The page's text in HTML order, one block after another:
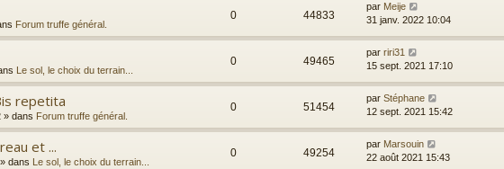
Forum truffe général.
0 44833
par Meije
31 janv. 2022 10:04
Le sol, le choix du terrain...
0 49465
par riri31
15 sept. 2021 17:10
repetita
» dans Forum truffe général.
0 51454
par Stéphane
12 sept. 2021 15:42
et ...
» dans Le sol, le choix du terrain...
0 49254
par Marsouin
22 août 2021 15:43